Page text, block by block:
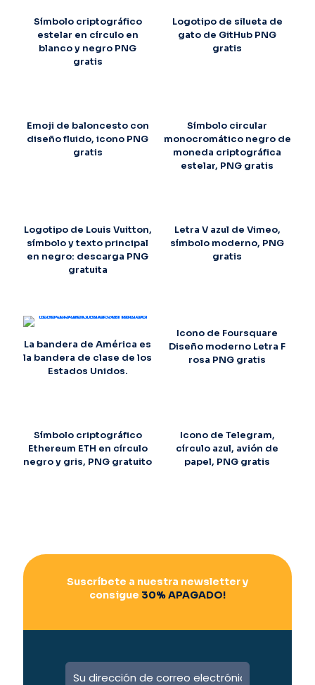
Símbolo criptográfico
estelar en círculo en
blanco y negro PNG
gratis
Logotipo de silueta de
gato de GitHub PNG
gratis
Emoji de baloncesto con
diseño fluido, icono PNG
gratis
Símbolo circular
monocromático negro de
moneda criptográfica
estelar, PNG gratis
Logotipo de Louis Vuitton,
símbolo y texto principal
en negro: descarga PNG
gratuita
Letra V azul de Vimeo,
símbolo moderno, PNG
gratis
La bandera de América es
la bandera de clase de los
Estados Unidos.
Icono de Foursquare
Diseño moderno Letra F
rosa PNG gratis
Símbolo criptográfico
Ethereum ETH en círculo
negro y gris, PNG gratuito
Icono de Telegram,
círculo azul, avión de
papel, PNG gratis
Suscríbete a nuestra newsletter y
consigue 30% APAGADO!